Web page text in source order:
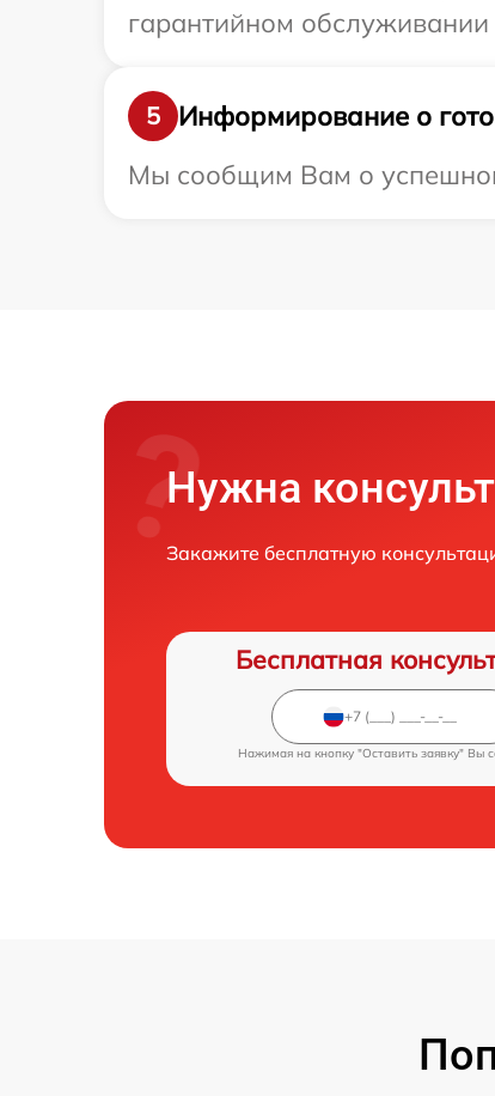
гарантийном
5
Информирование о
Мы сообщим Вам о
Нужна
Закажите бесплатную
Бесплатная
Нажимая на кнопку "Оставить заявку" Вы